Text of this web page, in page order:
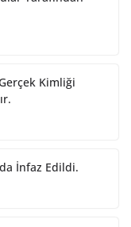
Kimliği
İnfaz Edildi.